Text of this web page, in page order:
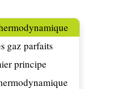
gaz parfaits
principe